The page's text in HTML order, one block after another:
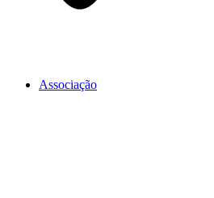
Associação